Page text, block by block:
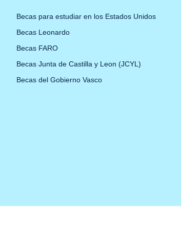
Becas para estudiar en los Estados Unidos
Becas Leonardo
Becas FARO
Becas Junta de Castilla y Leon (JCYL)
Becas del Gobierno Vasco